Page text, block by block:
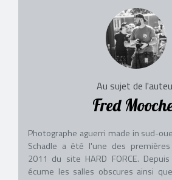
Au sujet de
Fred
Photographe aguerri made in sud-
Schadle a été l'une des
2011 du site HARD FORCE.
écume les salles obscures ainsi